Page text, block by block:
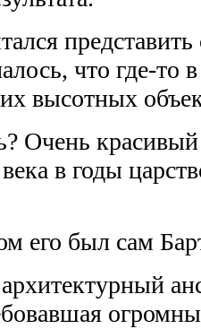
что где-то
высотных
Очень
в годы
его был сам